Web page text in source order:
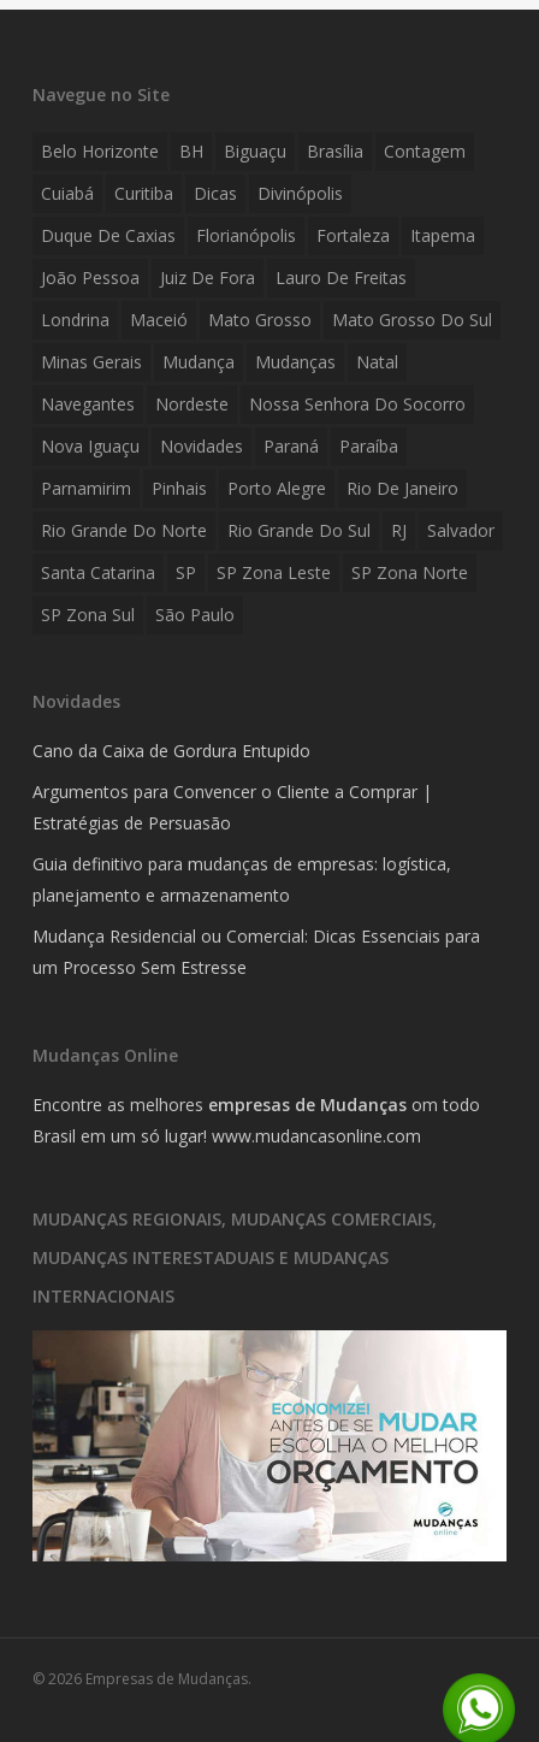
Navegue no Site
Belo Horizonte BH Biguaçu Brasília
Contagem
Cuiabá
Curitiba Dicas
Divinópolis
Duque De Caxias
Florianópolis Fortaleza
Itapema
João Pessoa
Juiz De Fora
Lauro De Freitas
Londrina
Maceió Mato Grosso
Mato Grosso Do Sul
Minas Gerais
Mudança Mudanças
Natal
Navegantes
Nordeste
Nossa Senhora Do Socorro
Nova Iguaçu
Novidades Paraná
Paraíba
Parnamirim
Pinhais Porto Alegre
Rio De Janeiro
Rio Grande Do Norte
Rio Grande Do Sul RJ
Salvador
Santa Catarina
SP SP Zona Leste
SP Zona Norte
SP Zona Sul
São Paulo
Novidades
Cano da Caixa de Gordura Entupido
Argumentos para Convencer o Cliente a Comprar |
Estratégias de Persuasão
Guia definitivo para mudanças de empresas: logística,
planejamento e armazenamento
Mudança Residencial ou Comercial: Dicas Essenciais para
um Processo Sem Estresse
Mudanças Online
Encontre as melhores empresas de Mudançasom todo
Brasil em um só lugar! www.mudancasonline.com
MUDANÇAS REGIONAIS, MUDANÇAS COMERCIAIS,
MUDANÇAS INTERESTADUAIS E MUDANÇAS
INTERNACIONAIS
© 2026 Empresas de Mudanças.